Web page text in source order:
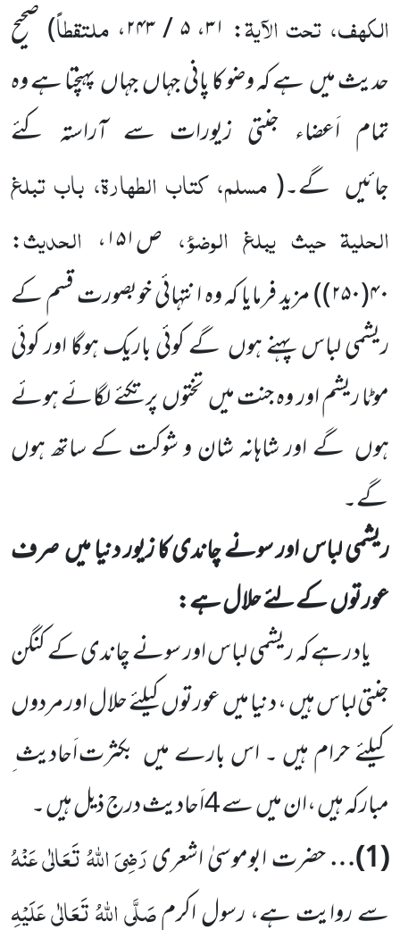
الکھف، تحت الآیۃ: ۳۱، ۵ / ۲۴۳، ملتقطاً) صحیح
حدیث میںہے کہ وضو کا پانی جہاںجہاںپہنچتا ہے وہ
تمام اَعضاء جنتی زیورات سے آراستہ کئے
جائیں گے۔( مسلم، کتاب الطہارۃ، باب تبلغ
الحلیۃ حیث یبلغ الوضوء، ص۱۵۱، الحدیث:
۴۰(۲۵۰)
)مزید فرمایا کہ وہ انتہائی خوبصورت قسم کے
ریشمی لباس پہنے ہوں گے کوئی باریک ہوگا اور کوئی
موٹا ریشم اور وہ جنت میںتختوںپر تکئے لگائے ہوئے
ہوں گے اور شاہانہ شان و شوکت کے ساتھ ہوں
گے۔
ریشمی لباس اور سونے چاندی کا زیور دنیا میںصرف
عورتوںکے لئے حلال ہے:
یاد رہے کہ ریشمی لباس اور سونے چاندی کے کنگن
جنتی لباس ہیں، دنیا میںعورتوںکیلئے حلال اور مردوں
کیلئے حرامہیں ۔ اس بارے میں بکثرت اَحادیث ِ
مبارکہ ہیں ،ان میںسے4اَحادیث درج ذیل ہیں ۔
(
1
)…حضرت ابوموسیٰ اشعریرَضِیَ اللّٰہُ تَعَالٰی عَنْہُ
سے روایت ہے، رسول اکرمصَلَّی اللّٰہُ تَعَالٰی عَلَیْہِ